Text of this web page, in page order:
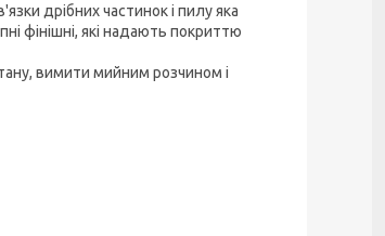
дрібних частинок і пилу яка
фінішні, які надають покриттю
вимити мийним розчином і